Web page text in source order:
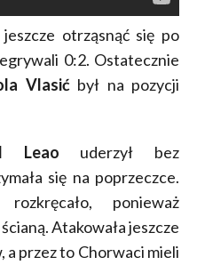
otrząsnąć się po
0:2. Ostatecznie
Vlasićbył na pozycji
Leao uderzył bez
się na poprzeczce.
ponieważ
Atakowała jeszcze
a przez to Chorwaci mieli